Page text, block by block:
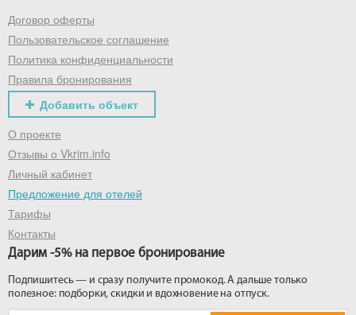
Договор оферты
Пользовательское соглашение
Политика конфиденциальности
Правила бронирования
Добавить объект
О проекте
Отзывы о Vkrim.info
Личный кабинет
Предложение для отелей
Тарифы
Контакты
Дарим -5% на первое бронирование
Подпишитесь — и сразу получите промокод. А дальше только
полезное: подборки, скидки и вдохновение на отпуск.